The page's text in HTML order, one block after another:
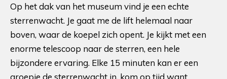
Op het dak van het museum vind je een echte
sterrenwacht. Je gaat me de lift helemaal naar
boven, waar de koepel zich opent. Je kijkt met een
enorme telescoop naar de sterren, een hele
bijzondere ervaring. Elke 15 minuten kan er een
groepje de sterrenwacht in, kom op tijd want